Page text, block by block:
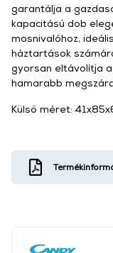
garantálja a
kapacitású dob
mosnivalóhoz,
háztartások
gyorsan eltávolítja
hamarabb
Külső méret: